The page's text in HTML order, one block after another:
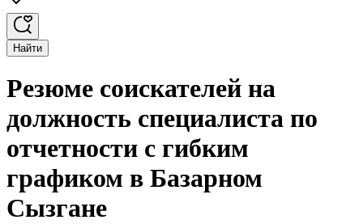
Найти
Резюме соискателей на
должность специалиста по
отчетности с гибким
графиком в Базарном
Сызгане